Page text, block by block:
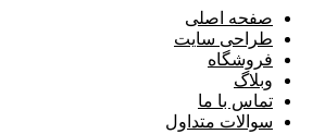
صفحه اصلی
طراحی سایت
فروشگاه
وبلاگ
تماس با ما
سوالات متداول